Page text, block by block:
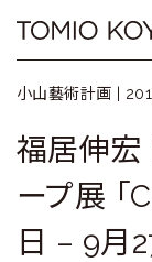
content
Tomio
Koyama
Gallery
小
山
小山藝術計画 |
福居伸
ープ展
日 – 9月